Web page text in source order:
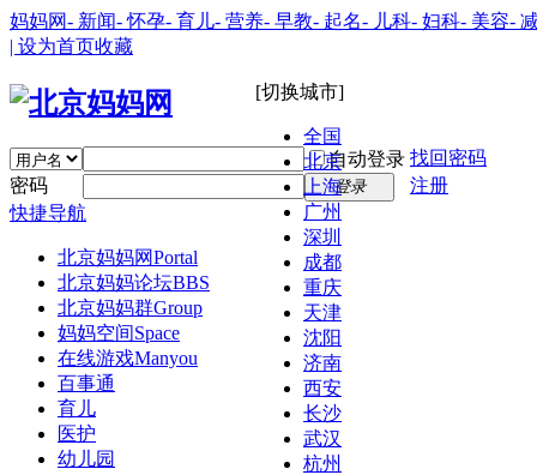
妈妈网- 新闻- 怀孕- 育儿- 营养- 早教- 起名- 儿科- 妇科- 美容-
| 设为首页收藏
[切换城市]
全国
北京
上海
广州
深圳
成都
重庆
天津
沈阳
济南
西安
长沙
武汉
杭州
自动登录 找回密码
密码
登录
注册
快捷导航
北京妈妈网Portal
北京妈妈论坛BBS
北京妈妈群Group
妈妈空间Space
在线游戏Manyou
百事通
育儿
医护
幼儿园